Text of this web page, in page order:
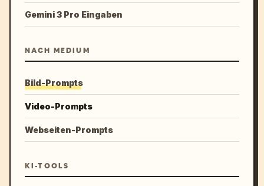
Gemini 3 Pro Eingaben
NACH MEDIUM
Bild-Prompts
Video-Prompts
Webseiten-Prompts
KI-TOOLS